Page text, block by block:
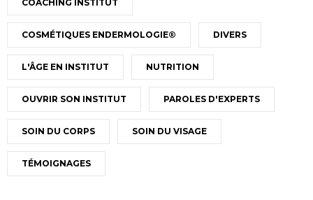
COACHING INSTITUT
COSMÉTIQUES ENDERMOLOGIE® DIVERS
L'ÂGE EN INSTITUT NUTRITION
OUVRIR SON INSTITUT PAROLES D'EXPERTS
SOIN DU CORPS SOIN DU VISAGE
TÉMOIGNAGES